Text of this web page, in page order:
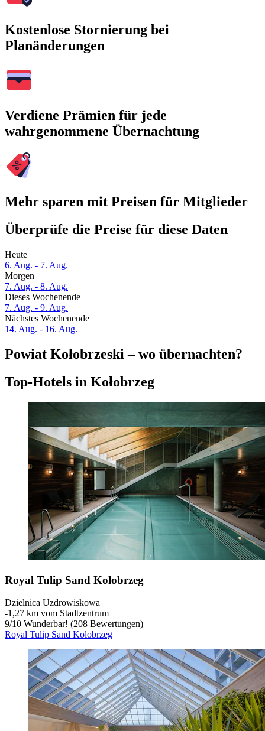
Kostenlose Stornierung bei
Planänderungen
Verdiene Prämien für jede
wahrgenommene Übernachtung
Mehr sparen mit Preisen für Mitglieder
Überprüfe die Preise für diese Daten
Heute
6. Aug. - 7. Aug.
Morgen
7. Aug. - 8. Aug.
Dieses Wochenende
7. Aug. - 9. Aug.
Nächstes Wochenende
14. Aug. - 16. Aug.
Powiat Kołobrzeski – wo übernachten?
Top-Hotels in Kołobrzeg
Royal Tulip Sand Kolobrzeg
Dzielnica Uzdrowiskowa
‐1,27 km vom Stadtzentrum
9/10 Wunderbar! (208 Bewertungen)
Royal Tulip Sand Kolobrzeg